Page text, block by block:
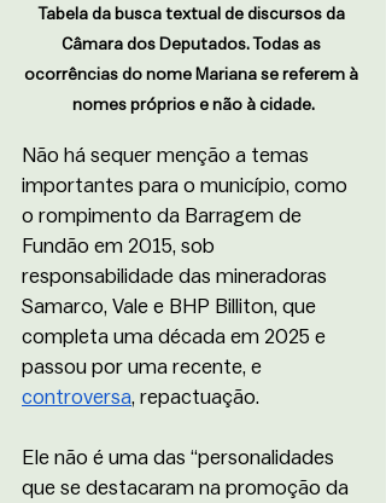
Tabela da busca textual de discursos da
Câmara dos Deputados. Todas as
ocorrências do nome Mariana se referem à
nomes próprios e não à cidade.
Não há sequer menção a temas
importantes para o município, como
o rompimento da Barragem de
Fundão em 2015, sob
responsabilidade das mineradoras
Samarco, Vale e BHP Billiton, que
completa uma década em 2025 e
passou por uma recente, e
controversa, repactuação.
Ele não é uma das “personalidades
que se destacaram na promoção da